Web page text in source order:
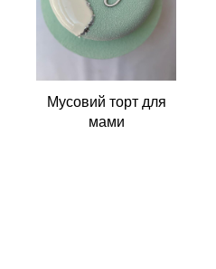
Мусовий торт для
мами